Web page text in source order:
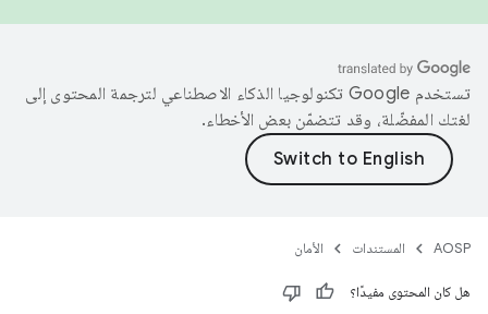
تستخدم Google تكنولوجيا الذكاء الاصطناعي لترجمة المحتوى إلى
لغتك المفضّلة، وقد تتضمّن بعض الأخطاء.
AOSP المستندات الأمان
هل كان المحتوى مفيدًا؟